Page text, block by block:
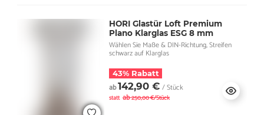
HORI Glastür Loft Premium
Plano Klarglas ESG 8 mm
Wählen Sie Maße & DIN-Richtung, Streifen
schwarz auf Klarglas
43% Rabatt
ab142,90 € / Stück
statt ab250,00 €/Stück